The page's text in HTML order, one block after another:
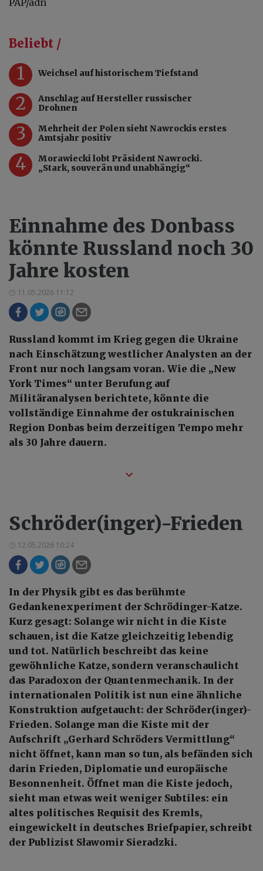
PAP/adn
Beliebt /
1 Weichsel auf historischem Tiefstand
2
Anschlag auf Hersteller russischer
Drohnen
3
Mehrheit der Polen sieht Nawrockis erstes
Amtsjahr positiv
4
Morawiecki lobt Präsident Nawrocki.
„Stark, souverän und unabhängig“
Einnahme des Donbass
könnte Russland noch 30
Jahre kosten
11.05.2026 11:12
Russland kommt im Krieg gegen die Ukraine
nach Einschätzung westlicher Analysten an der
Front nur noch langsam voran. Wie die „New
York Times“ unter Berufung auf
Militäranalysen berichtete, könnte die
vollständige Einnahme der ostukrainischen
Region Donbas beim derzeitigen Tempo mehr
als 30 Jahre dauern.
Schröder(inger)-Frieden
12.05.2026 10:24
In der Physik gibt es das berühmte
Gedankenexperiment der Schrödinger-Katze.
Kurz gesagt: Solange wir nicht in die Kiste
schauen, ist die Katze gleichzeitig lebendig
und tot. Natürlich beschreibt das keine
gewöhnliche Katze, sondern veranschaulicht
das Paradoxon der Quantenmechanik. In der
internationalen Politik ist nun eine ähnliche
Konstruktion aufgetaucht: der Schröder(inger)-
Frieden. Solange man die Kiste mit der
Aufschrift „Gerhard Schröders Vermittlung“
nicht öffnet, kann man so tun, als befänden sich
darin Frieden, Diplomatie und europäische
Besonnenheit. Öffnet man die Kiste jedoch,
sieht man etwas weit weniger Subtiles: ein
altes politisches Requisit des Kremls,
eingewickelt in deutsches Briefpapier, schreibt
der Publizist Sławomir Sieradzki.